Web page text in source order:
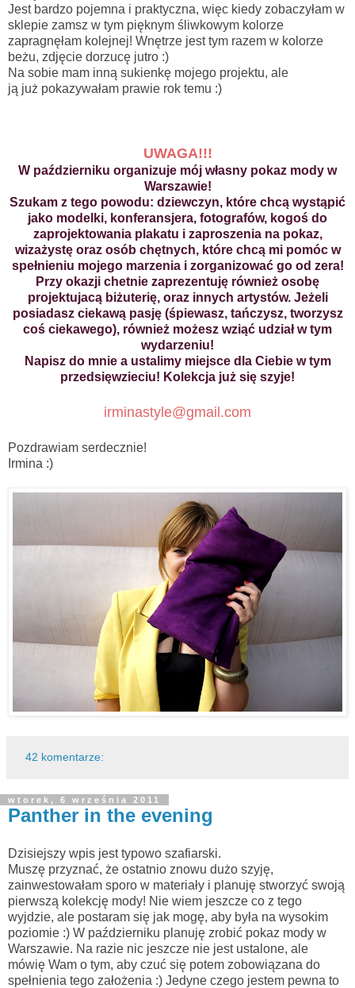
Jest bardzo pojemna i praktyczna, więc kiedy zobaczyłam w
sklepie zamsz w tym pięknym śliwkowym kolorze
zapragnęłam kolejnej! Wnętrze jest tym razem w kolorze
beżu, zdjęcie dorzucę jutro :)
Na sobie mam inną sukienkę mojego projektu, ale
ją już pokazywałam prawie rok temu :)
UWAGA!!!
W październiku organizuje mój własny pokaz mody w
Warszawie!
Szukam z tego powodu: dziewczyn, które chcą wystąpić
jako modelki, konferansjera, fotografów, kogoś do
zaprojektowania plakatu i zaproszenia na pokaz,
wizażystę oraz osób chętnych, które chcą mi pomóc w
spełnieniu mojego marzenia i zorganizować go od zera!
Przy okazji chetnie zaprezentuję również osobę
projektujacą biżuterię, oraz innych artystów. Jeżeli
posiadasz ciekawą pasję (śpiewasz, tańczysz, tworzysz
coś ciekawego), również możesz wziąć udział w tym
wydarzeniu!
Napisz do mnie a ustalimy miejsce dla Ciebie w tym
przedsięwzieciu! Kolekcja już się szyje!
irminastyle@gmail.com
Pozdrawiam serdecznie!
Irmina :)
42 komentarze:
wtorek, 6 września 2011
Panther in the evening
Dzisiejszy wpis jest typowo szafiarski.
Muszę przyznać, że ostatnio znowu dużo szyję,
zainwestowałam sporo w materiały i planuję stworzyć swoją
pierwszą kolekcję mody! Nie wiem jeszcze co z tego
wyjdzie, ale postaram się jak mogę, aby była na wysokim
poziomie :) W październiku planuję zrobić pokaz mody w
Warszawie. Na razie nic jeszcze nie jest ustalone, ale
mówię Wam o tym, aby czuć się potem zobowiązana do
spełnienia tego założenia :) Jedyne czego jestem pewna to